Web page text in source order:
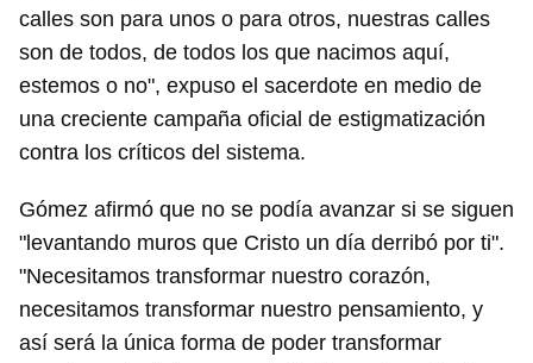
calles son para unos o para otros, nuestras calles
son de todos, de todos los que nacimos aquí,
estemos o no", expuso el sacerdote en medio de
una creciente campaña oficial de estigmatización
contra los críticos del sistema.
Gómez afirmó que no se podía avanzar si se siguen
"levantando muros que Cristo un día derribó por ti".
"Necesitamos transformar nuestro corazón,
necesitamos transformar nuestro pensamiento, y
así será la única forma de poder transformar